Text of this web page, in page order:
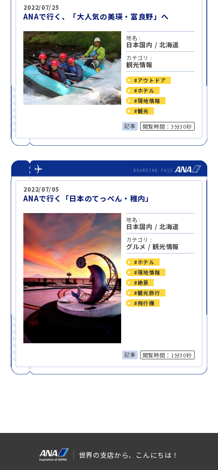
2022/07/25
ANAで行く、「大人気の美瑛・富良野」へ
地名 :
日本国内 /北海道
カテゴリ :
観光情報
#アウトドア
#ホテル
#現地情報
#観光
記事 閲覧時間：3分30秒
2022/07/05
ANAで行く「日本のてっぺん・稚内」
地名 :
日本国内 /北海道
カテゴリ :
グルメ / 観光情報
#ホテル
#現地情報
#絶景
#観光旅行
#飛行機
記事 閲覧時間：1分30秒
世界の支店から、こんにちは！